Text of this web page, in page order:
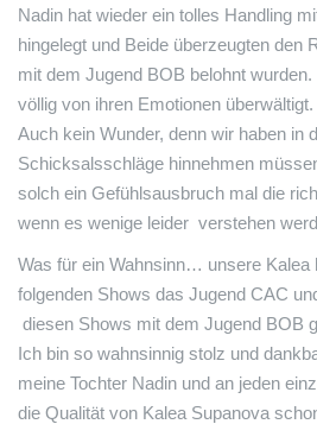
Nadin hat wieder ein tolles Handling
hingelegt und Beide überzeugten den
mit dem Jugend BOB belohnt
völlig von ihren Emotionen überwältigt.
Auch kein Wunder, denn wir haben in
Schicksalsschläge hinnehmen
solch ein Gefühlsausbruch mal die
wenn es wenige leider verstehen
Was für ein Wahnsinn… unsere Kalea
folgenden Shows das Jugend CAC
diesen Shows mit dem Jugend BOB
Ich bin so wahnsinnig stolz und
meine Tochter Nadin und an jeden
die Qualität von Kalea Supanova